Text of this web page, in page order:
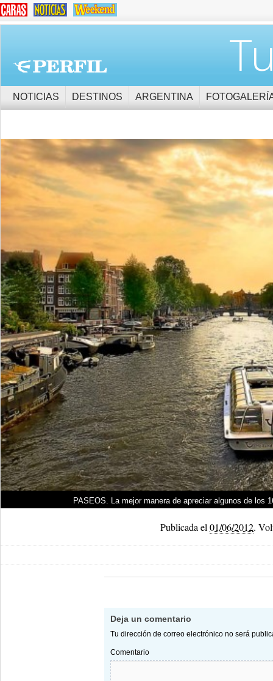
NOTICIAS DESTINOS ARGENTINA
PASEOS. La mejor manera de apreciar algunos de los
Publicada el 01/06/2012.
Deja un comentario
Tu dirección de correo electrónico no será
Comentario